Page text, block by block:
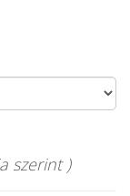
szerint )